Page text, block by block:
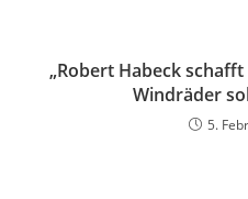
„Robert Habeck
Windräder
5.